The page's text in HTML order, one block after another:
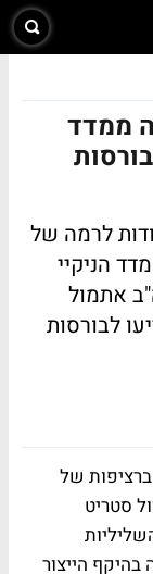
ממדד
הרכש בסין ירד ב-1.8 נקודות לרמה של
מדד הניקיי
אתמול
לבורסות
של
סטריט
הייצור